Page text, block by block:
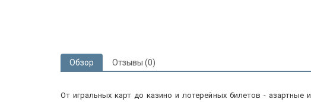
Обзор Отзывы (0)
От игральных карт до казино и лотерейных билетов -